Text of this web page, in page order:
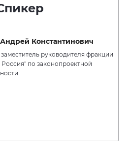
Константинович
руководителя фракции
по законопроектной